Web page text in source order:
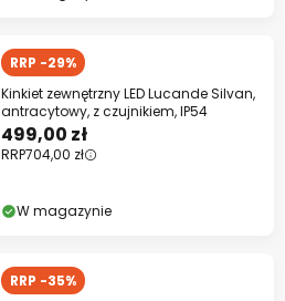
RRP -29%
Kinkiet zewnętrzny LED Lucande Silvan,
antracytowy, z czujnikiem, IP54
499,00 zł
RRP704,00 zł
W magazynie
RRP -35%